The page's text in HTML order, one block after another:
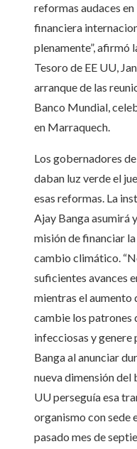
reformas audaces
financiera
plenamente”, afirmó
Tesoro de EE UU,
arranque de las
Banco Mundial,
en Marraquech.
Los gobernadores
daban luz verde el
esas reformas. La
Ajay Banga asumirá
misión de financiar
cambio climático.
suficientes avances
mientras el aumento
cambie los patrones
infecciosas y genere
Banga al anunciar
nueva dimensión del
UU perseguía esa
organismo con sede
pasado mes de